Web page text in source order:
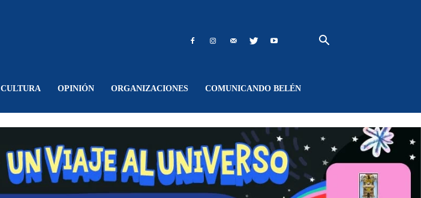
CULTURA OPINIÓN ORGANIZACIONES COMUNICANDO BELÉN